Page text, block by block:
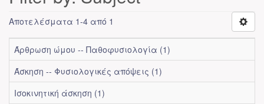
Αποτελέσματα 1-4 από 1
Άρθρωση ώμου -- Παθοφυσιολογία (1)
Άσκηση -- Φυσιολογικές απόψεις (1)
Ισοκινητική άσκηση (1)